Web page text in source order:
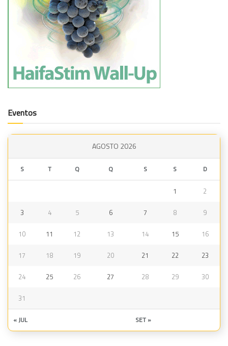
Eventos
AGOSTO 2026
S T Q Q S S D
1 2
3 4 5 6 7 8 9
10 11 12 13 14 15 16
17 18 19 20 21 22 23
24 25 26 27 28 29 30
31
« JUL SET »